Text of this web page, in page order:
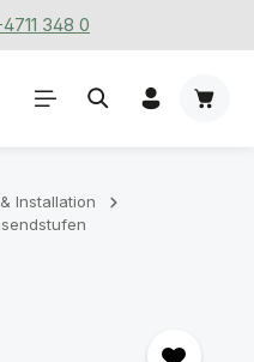
348 0
Installation